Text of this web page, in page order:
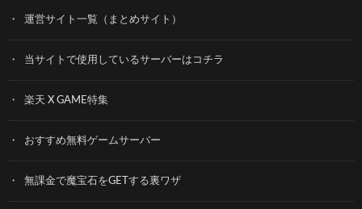
運営サイト一覧（まとめサイト）
当サイトで使用しているサーバーはコチラ
楽天 X GAME特集
おすすめ無料ゲームサーバー
無課金で魔宝石をGETする裏ワザ